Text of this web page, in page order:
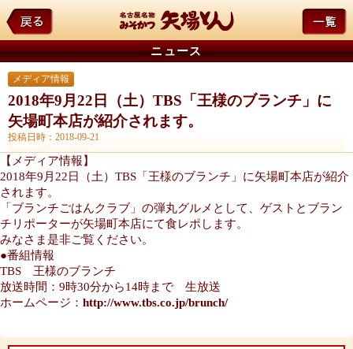
ニュース
メディア情報
2018年9月22日（土）TBS「王様のブランチ」に
矢場町本店が紹介されます。
投稿日時：2018-09-21
【メディア情報】
2018年9月22日（土）TBS「王様のブランチ」に矢場町本店が紹介
されます。
「ブランチごはんクラブ」の弾丸グルメとして、ゲストとブラン
チリポーターが矢場町本店にて食レポします。
みなさま是非ご覧ください。
●番組情報
TBS 王様のブランチ
放送時間：9時30分から14時まで 生放送
ホームページ： http://www.tbs.co.jp/brunch/